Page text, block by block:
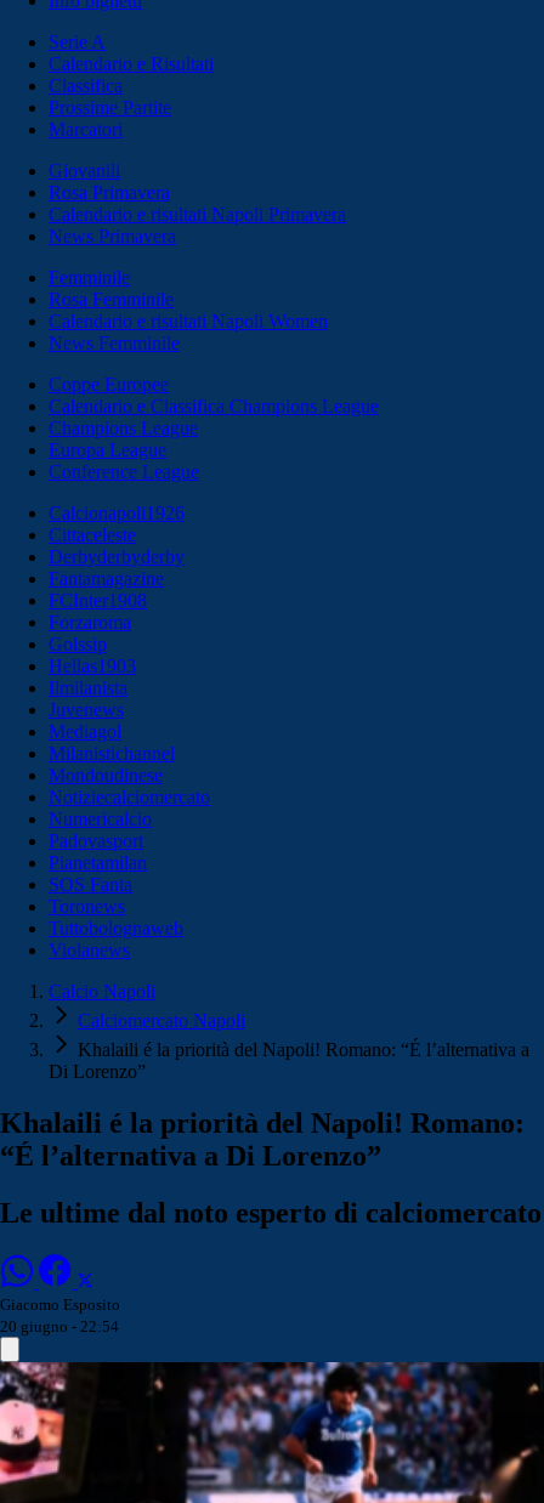
Serie A
Calendario e Risultati
Classifica
Prossime Partite
Marcatori
Giovanili
Rosa Primavera
Calendario e risultati Napoli Primavera
News Primavera
Femminile
Rosa Femminile
Calendario e risultati Napoli Women
News Femminile
Coppe Europee
Calendario e Classifica Champions League
Champions League
Europa League
Conference League
Calcionapoli1926
Cittaceleste
Derbyderbyderby
Fantamagazine
FCInter1908
Forzaroma
Golssip
Hellas1903
Ilmilanista
Juvenews
Mediagol
Milanistichannel
Mondoudinese
Notiziecalciomercato
Numericalcio
Padovasport
Pianetamilan
SOS Fanta
Toronews
Tuttobolognaweb
Violanews
Calcio Napoli
Calciomercato Napoli
Khalaili é la priorità del Napoli! Romano: “É l’alternativa a
Di Lorenzo”
Khalaili é la priorità del Napoli! Romano:
“É l’alternativa a Di Lorenzo”
Le ultime dal noto esperto di calciomercato
Giacomo Esposito
20 giugno - 22:54